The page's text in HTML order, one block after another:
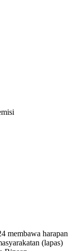
membawa harapan
(lapas)